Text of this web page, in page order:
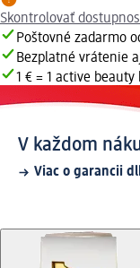
Skontrolovať
Poštovné zadarmo
Bezplatné vrátenie
1 € = 1 active beauty
V každom
Viac o garancii